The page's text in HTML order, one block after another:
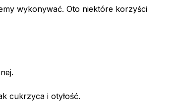
wykonywać. Oto niektóre korzyści
cukrzyca i otyłość.